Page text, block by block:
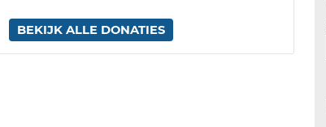
BEKIJK ALLE DONATIES